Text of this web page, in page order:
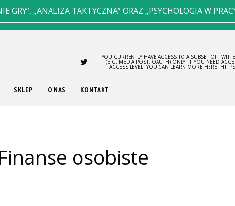
„ANALIZA TAKTYCZNA” ORAZ „PSYCHOLOGIA W
YOU CURRENTLY HAVE ACCESS TO A SUBSET OF
(E.G. MEDIA POST, OAUTH) ONLY. IF YOU NEED
ACCESS LEVEL. YOU CAN LEARN MORE HERE:
SKLEP O NAS KONTAKT
finanse osobiste